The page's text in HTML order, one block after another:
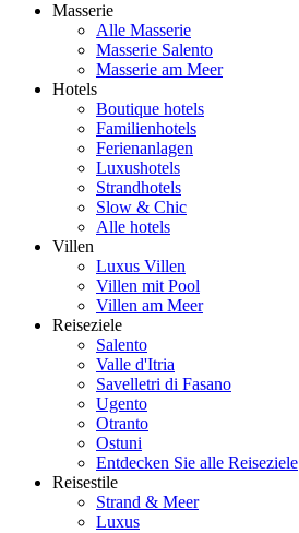
Masserie
Alle Masserie
Masserie Salento
Masserie am Meer
Hotels
Boutique hotels
Familienhotels
Ferienanlagen
Luxushotels
Strandhotels
Slow & Chic
Alle hotels
Villen
Luxus Villen
Villen mit Pool
Villen am Meer
Reiseziele
Salento
Valle d'Itria
Savelletri di Fasano
Ugento
Otranto
Ostuni
Entdecken Sie alle Reiseziele
Reisestile
Strand & Meer
Luxus